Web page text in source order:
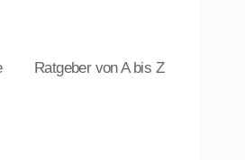
Ratgeber von A bis Z